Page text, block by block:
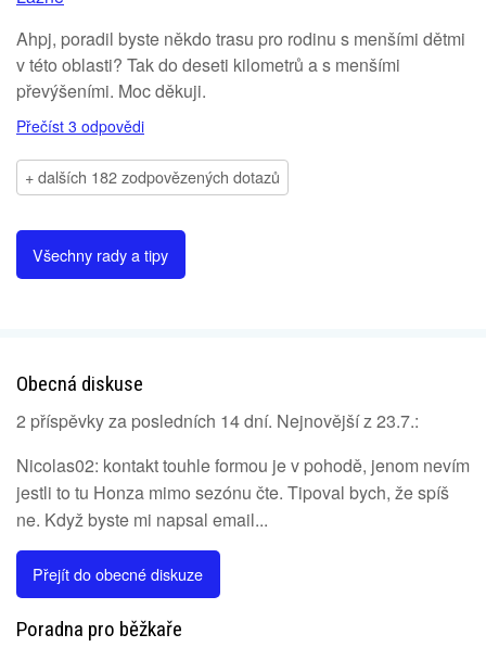
Ahpj, poradil byste někdo trasu pro rodinu s menšími dětmi
v této oblasti? Tak do deseti kilometrů a s menšími
převýšeními. Moc děkuji.
Přečíst 3 odpovědi
+ dalších 182 zodpovězených dotazů
Všechny rady a tipy
Obecná diskuse
2 příspěvky za posledních 14 dní. Nejnovější z 23.7.:
Nicolas02: kontakt touhle formou je v pohodě, jenom nevím
jestli to tu Honza mimo sezónu čte. Tipoval bych, že spíš
ne. Když byste mi napsal email...
Přejít do obecné diskuze
Poradna pro běžkaře